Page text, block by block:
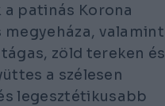
patinás Korona
valamint
zöld tereken és
a szélesen
legesztétikusabb